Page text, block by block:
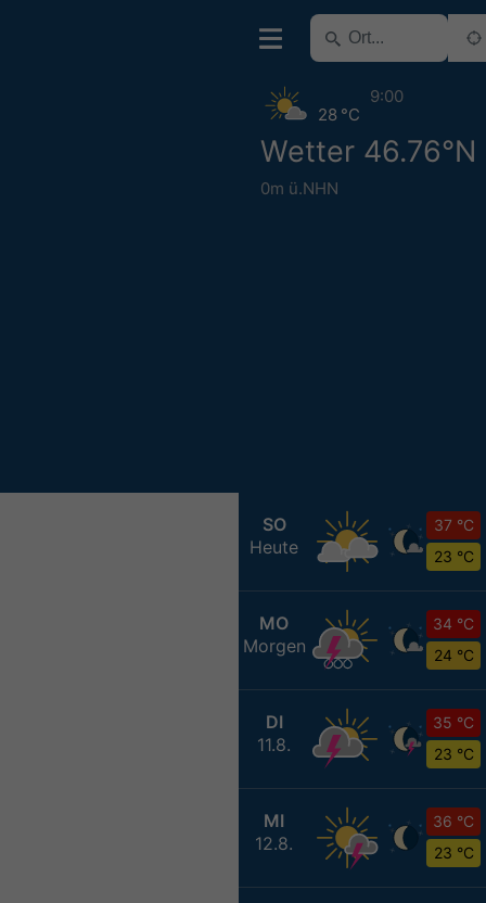
Wetter 46.76°N
0m ü.NHN
28 °C
9:00
SO
Heute
37 °C
23 °C
MO
Morgen
34 °C
24 °C
DI
11.8.
35 °C
23 °C
MI
12.8.
36 °C
23 °C